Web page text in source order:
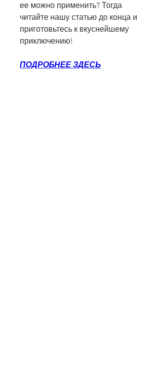
ее можно применить? Тогда
читайте нашу статью до конца и
приготовьтесь к вкуснейшему
приключению!
ПОДРОБНЕЕ ЗДЕСЬ